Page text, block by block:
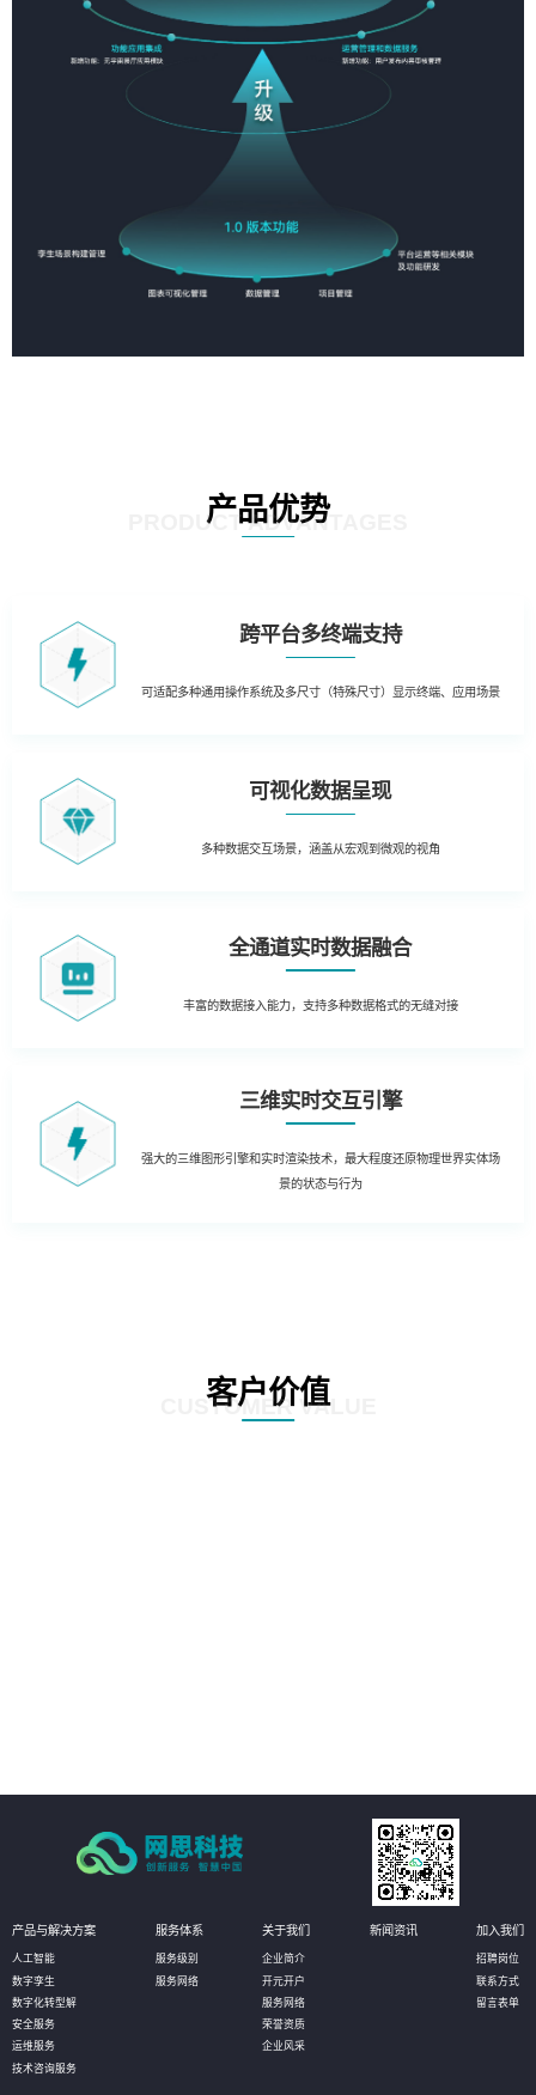
产品优势
PRODUCT ADVANTAGES
跨平台多终端支持
可适配多种通用操作系统及多尺寸（特殊尺寸）显示终端、应用场景
可视化数据呈现
多种数据交互场景，涵盖从宏观到微观的视角
全通道实时数据融合
丰富的数据接入能力，支持多种数据格式的无缝对接
三维实时交互引擎
强大的三维图形引擎和实时渲染技术，最大程度还原物理世界实体场
景的状态与行为
客户价值
CUSTOMER VALUE
产品与解决方案
人工智能
数字孪生
数字化转型解
安全服务
运维服务
技术咨询服务
服务体系
服务级别
服务网络
关于我们
企业简介
开元开户
服务网络
荣誉资质
企业风采
新闻资讯 加入我们
招聘岗位
联系方式
留言表单